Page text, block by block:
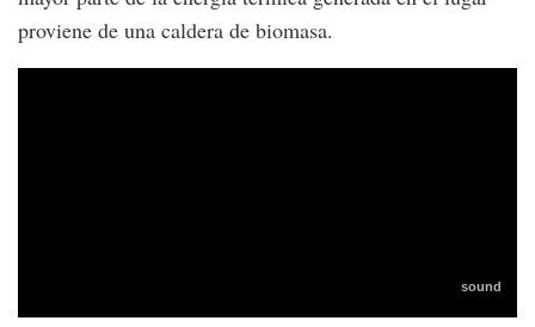
proviene de una caldera de biomasa.